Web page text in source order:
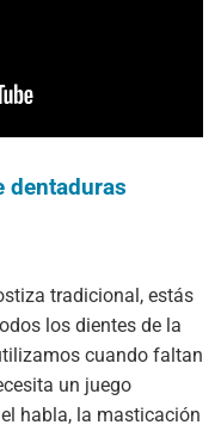
dentaduras
tradicional, estás
los dientes de la
cuando faltan
un juego
habla, la masticación